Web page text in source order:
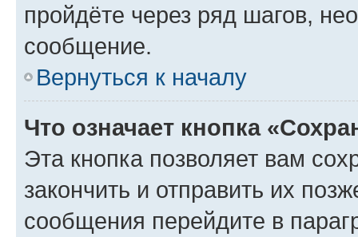
пройдёте через ряд шагов,
сообщение.
Вернуться к началу
Что означает кнопка
Эта кнопка позволяет вам
закончить и отправить их
сообщения перейдите в